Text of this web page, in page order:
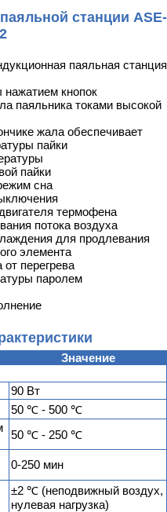
станции ASE-
паяльная станция
нажатием кнопок
паяльника токами высокой
жала обеспечивает
пайки
пайки
сна
термофена
потока воздуха
для продлевания
элемента
перегрева
паролем
Значение
90 Вт
50 ℃ - 500 ℃
50 ℃ - 250 ℃
0-250 мин
±2 ℃ (неподвижный воздух,
нулевая нагрузка)